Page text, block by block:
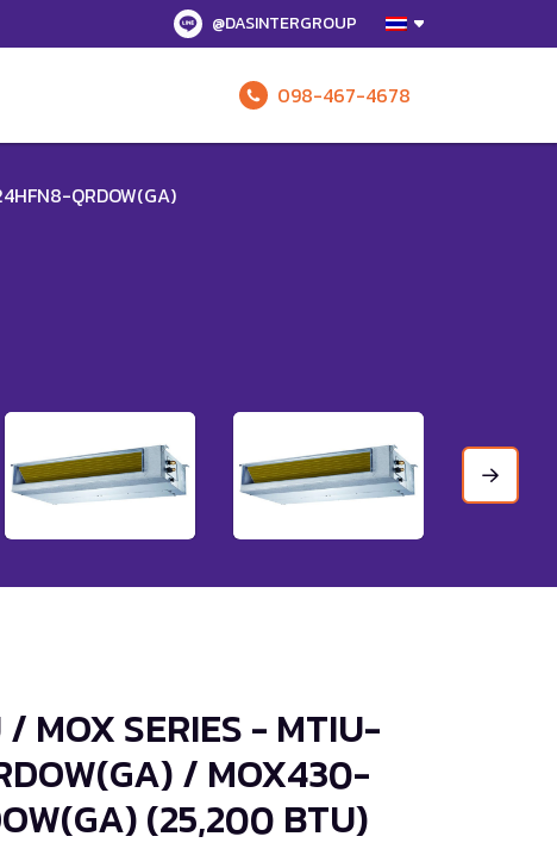
@DASINTERGROUP
098-467-4678
QRDOW(GA)
MOX SERIES - MTIU-
/ MOX430-
(25,200 BTU)